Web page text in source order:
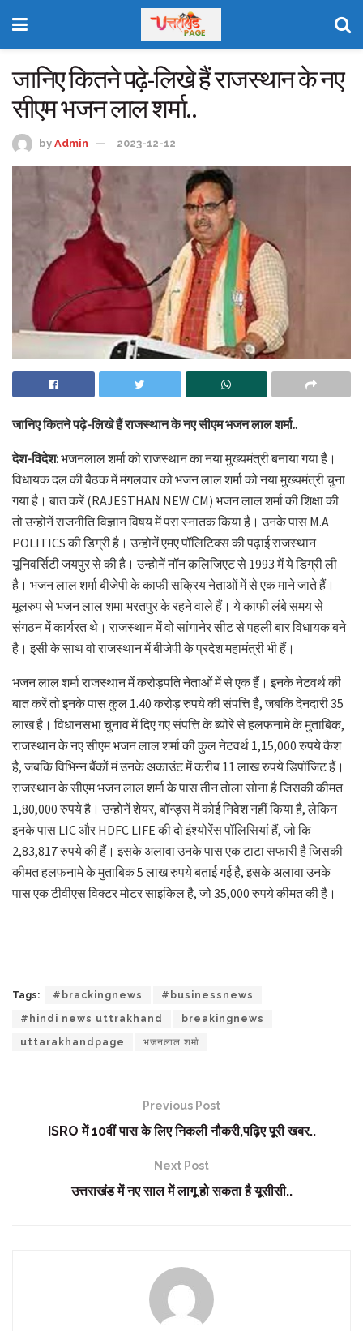
जानिए कितने पढ़े-लिखे हैं राजस्थान के नए
सीएम भजन लाल शर्मा..
by Admin 2023-12-12
जानिए कितने पढ़े-लिखे हैं राजस्थान के नए सीएम भजन लाल शर्मा..
देश-विदेश:भजनलाल शर्मा को राजस्थान का नया मुख्यमंत्री बनाया गया है।
विधायक दल की बैठक में मंगलवार को भजन लाल शर्मा को नया मुख्यमंत्री चुना
गया है। बात करें (RAJESTHAN NEW CM) भजन लाल शर्मा की शिक्षा की
तो उन्होनें राजनीति विज्ञान विषय में परा स्नातक किया है। उनके पास M.A
POLITICS की डिग्री है। उन्होनें एमए पॉलिटिक्स की पढ़ाई राजस्थान
यूनिवर्सिटी जयपुर से की है। उन्होनें नॉन क़लिजिएट से 1993 में ये डिग्री ली
है। भजन लाल शर्मा बीजेपी के काफी सक्रिय नेताओं में से एक माने जाते हैं।
मूलरुप से भजन लाल शमा भरतपुर के रहने वाले हैं। ये काफी लंबे समय से
संगठन में कार्यरत थे। राजस्थान में वो सांगानेर सीट से पहली बार विधायक बने
है। इसी के साथ वो राजस्थान में बीजेपी के प्रदेश महामंत्री भी हैं।
भजन लाल शर्मा राजस्थान में करोड़पति नेताओं में से एक हैं। इनके नेटवर्थ की
बात करें तो इनके पास कुल 1.40 करोड़ रुपये की संपत्ति है, जबकि देनदारी 35
लाख है। विधानसभा चुनाव में दिए गए संपत्ति के ब्योरे से हलफनामे के मुताबिक,
राजस्थान के नए सीएम भजन लाल शर्मा की कुल नेटवर्थ 1,15,000 रुपये कैश
है, जबकि विभिन्न बैंकों मं उनके अकाउंट में करीब 11 लाख रुपये डिपॉजिट हैं।
राजस्थान के सीएम भजन लाल शर्मा के पास तीन तोला सोना है जिसकी कीमत
1,80,000 रुपये है। उन्होनें शेयर, बॉन्ड्स में कोई निवेश नहीं किया है, लेकिन
इनके पास LIC और HDFC LIFE की दो इंश्योरेंस पॉलिसियां हैं, जो कि
2,83,817 रुपये की हैं। इसके अलावा उनके पास एक टाटा सफारी है जिसकी
कीमत हलफनामे के मुताबिक 5 लाख रुपये बताई गई है, इसके अलावा उनके
पास एक टीवीएस विक्टर मोटर साइकिल है, जो 35,000 रुपये कीमत की है।
Tags: #brackingnews #businessnews
#hindi news uttrakhand breakingnews
uttarakhandpage भजनलाल शर्मा
Previous Post
ISRO में 10वीं पास के लिए निकली नौकरी,पढ़िए पूरी खबर..
Next Post
उत्तराखंड में नए साल में लागू हो सकता है यूसीसी..